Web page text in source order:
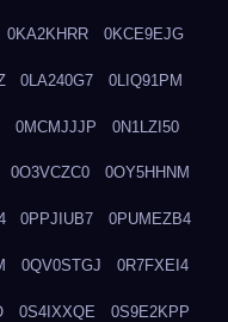
0KA2KHRR 0KCE9EJG
0LA240G7 0LIQ91PM
0MCMJJJP 0N1LZI50
0O3VCZC0 0OY5HHNM
0PPJIUB7 0PUMEZB4
0QV0STGJ 0R7FXEI4
0S4IXXQE 0S9E2KPP